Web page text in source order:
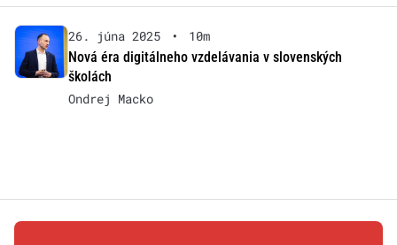
26. júna 2025 •
10m
Nová éra digitálneho vzdelávania v slovenských
školách
Ondrej Macko